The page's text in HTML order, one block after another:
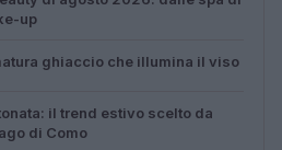
up
ghiaccio che illumina il viso
il trend estivo scelto da
di Como